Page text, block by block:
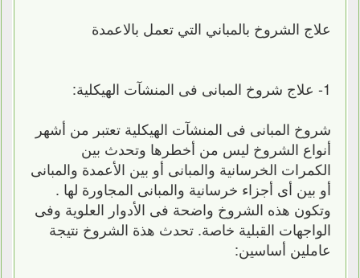
علاج الشروخ بالمباني التي تعمل بالاعمدة
1- علاج شروخ المبانى فى المنشآت الهيكلية:
شروخ المبانى فى المنشآت الهيكلية تعتبر من أشهر
أنواع الشروخ ليس من أخطرها وتحدث بين
الكمرات الخرسانية والمبانى أو بين الأعمدة والمبانى
أو بين أى أجزاء خرسانية والمبانى المجاورة لها .
وتكون هذه الشروخ واضحة فى الأدوار العلوية وفى
الواجهات القبلية خاصة. تحدث هذة الشروخ نتيجة
عاملين أساسين: